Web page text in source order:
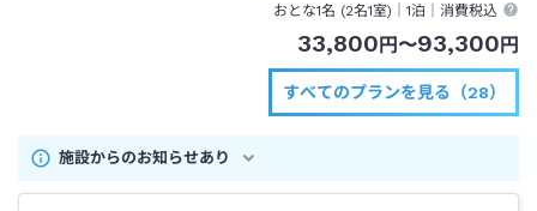
おとな1名 (2名1室)｜1泊 ｜消費税込
33,800円〜93,300円
すべてのプランを見る（28）
施設からのお知らせあり